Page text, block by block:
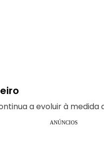
a evoluir à medida
ANÚNCIOS